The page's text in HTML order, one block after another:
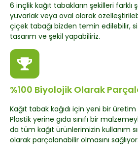
6 inçlik kağıt tabakların şekilleri farklı
yuvarlak veya oval olarak
çiçek tabağı bizden temin edilebilir,
tasarım ve şekil yapabiliriz.
%100 Biyolojik Olarak
Kağıt tabak kağıdı için yeni bir
Plastik yerine gıda sınıfı bir
da tüm kağıt ürünlerimizin kullanım
olarak parçalanabilir olmasını sağlıyor.